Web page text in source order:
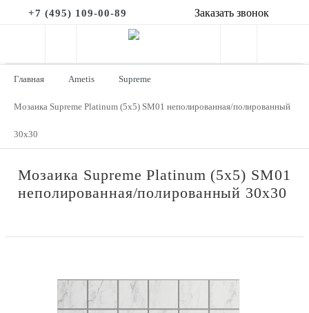
+7 (495) 109-00-89 Заказать звонок
Главная Ametis Supreme
Мозаика Supreme Platinum (5x5) SM01 неполированная/полированный
30x30
Мозаика Supreme Platinum (5x5) SM01
неполированная/полированный 30x30